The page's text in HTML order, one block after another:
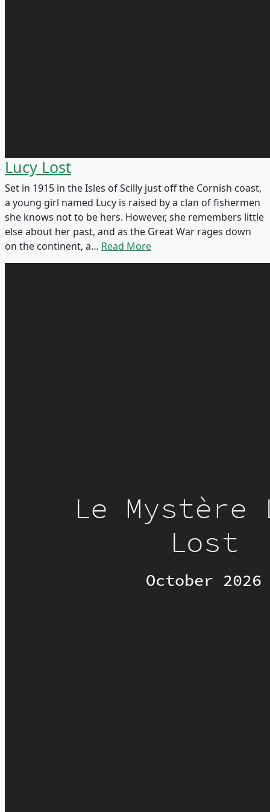
Lucy Lost
Set in 1915 in the Isles of Scilly just off the Cornish coast,
a young girl named Lucy is raised by a clan of fishermen
she knows not to be hers. However, she remembers little
else about her past, and as the Great War rages down
on the continent, a… Read More